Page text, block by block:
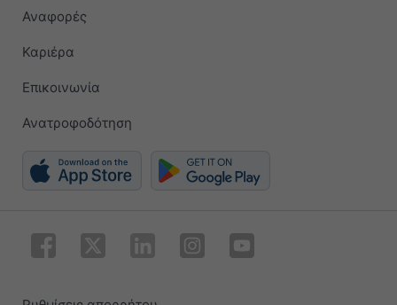
Αναφορές
Καριέρα
Επικοινωνία
Ανατροφοδότηση